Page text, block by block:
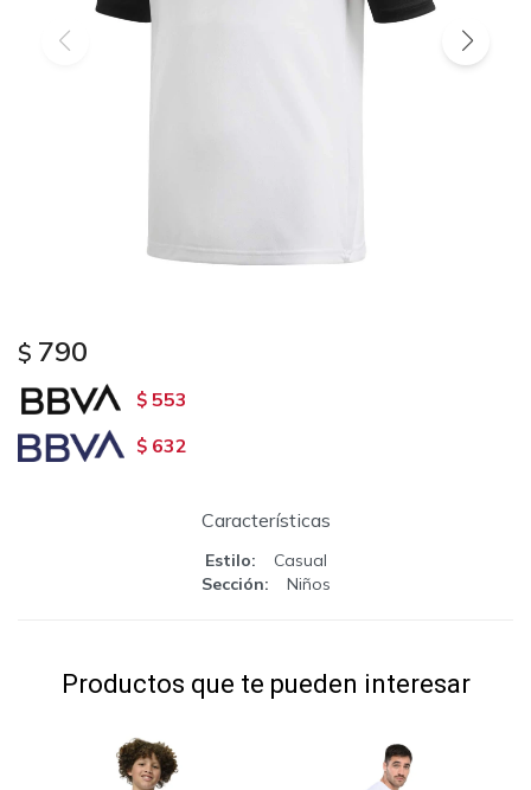
$ 790
$ 553
$ 632
Características
Estilo
Casual
Sección
Niños
Productos que te pueden interesar